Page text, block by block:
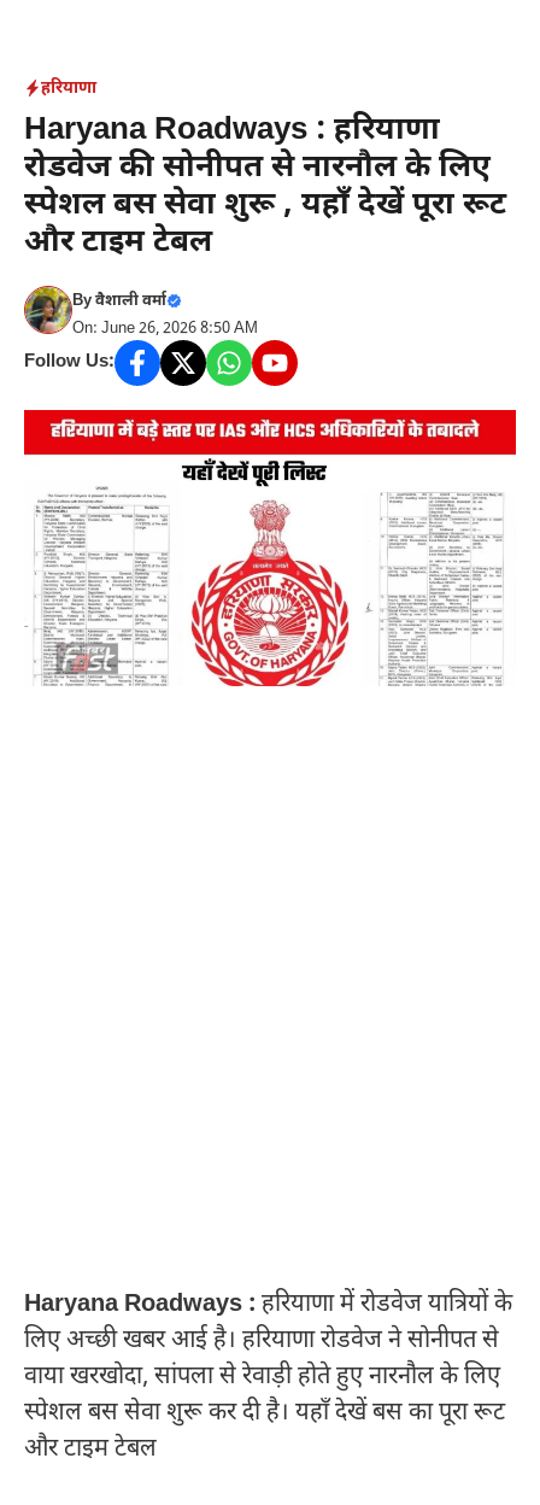
content
हरियाणा
Haryana Roadways : हरियाणा
रोडवेज की सोनीपत से नारनौल के लिए
स्पेशल बस सेवा शुरू , यहाँ देखें पूरा रूट
और टाइम टेबल
Byवैशाली वर्मा
On: June 26, 2026 8:50 AM
Follow Us:
Haryana Roadways : हरियाणा में रोडवेज यात्रियों के
लिए अच्छी खबर आई है। हरियाणा रोडवेज ने सोनीपत से
वाया खरखोदा, सांपला से रेवाड़ी होते हुए नारनौल के लिए
स्पेशल बस सेवा शुरू कर दी है। यहाँ देखें बस का पूरा रूट
और टाइम टेबल